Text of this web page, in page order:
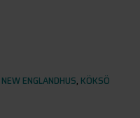
NEW ENGLANDHUS, KÖKSÖ